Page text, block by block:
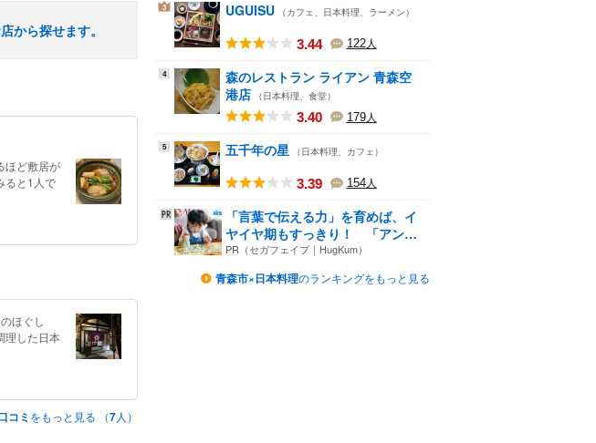
から探せます。
ほど敷居が
ると1人で
ほぐし
理した日本
コミ をもっと見る （7人）
3 UGUISU （カフェ、日本料理、ラーメン）
3.44 122人
4
森のレストラン ライアン 青森空
港店 （日本料理、食堂）
3.40 179人
5 五千年の星 （日本料理、カフェ）
3.39 154人
「言葉で伝える力」を育めば、イ
ヤイヤ期もすっきり！ 「アン
パ...
PR（セガフェイブ｜HugKum）
青森市×日本料理のランキングをもっと見る